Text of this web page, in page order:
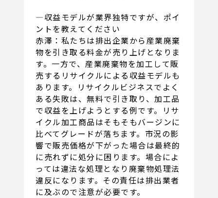
―収益モデルが業界独特ですが、ポイ
ントを教えてください
赤澤：私たちは排出企業から産業廃棄
物を引き取る料金が売り上げとなりま
す。一方で、産業廃棄物を加工して販
売するリサイクルによる収益モデルも
あります。リサイクルビジネスでよく
ある失敗は、無料で引き取り、加工品
で収益を上げようとする例です。リサ
イクル加工商品はそもそもバージンに
比べてグレードが落ちます。市況の影
響で販売価格が下がった場合は最終的
に売れずに処分に困ります。場合によ
っては違法な処理となり廃棄物処理法
違反になります。その責任は排出業者
に及ぶので注意が必要です。